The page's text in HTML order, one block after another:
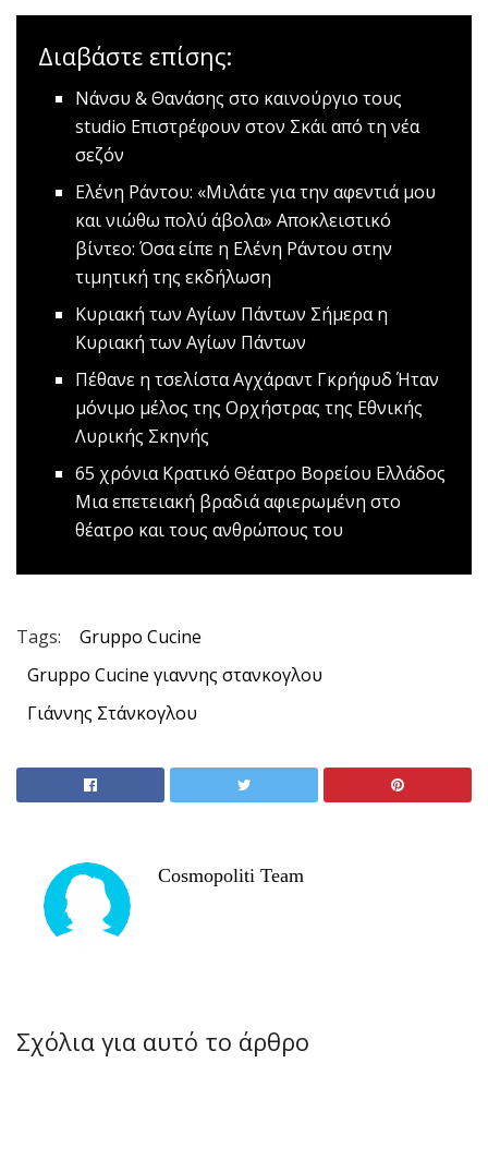
Διαβάστε επίσης:
Nάνσυ & Θανάσης στο καινούργιο τους
studio Επιστρέφουν στον Σκάι από τη νέα
σεζόν
Ελένη Ράντου: «Μιλάτε για την αφεντιά μου
και νιώθω πολύ άβολα» Αποκλειστικό
βίντεο: Όσα είπε η Eλένη Ράντου στην
τιμητική της εκδήλωση
Κυριακή των Αγίων Πάντων Σήμερα η
Κυριακή των Αγίων Πάντων
Πέθανε η τσελίστα Αγχάραντ Γκρήφυδ Ήταν
μόνιμο μέλος της Ορχήστρας της Εθνικής
Λυρικής Σκηνής
65 χρόνια Κρατικό Θέατρο Βορείου Ελλάδος
Μια επετειακή βραδιά αφιερωμένη στο
θέατρο και τους ανθρώπους του
Tags:
Gruppo Cucine
Gruppo Cucine γιαννης στανκογλου
Γιάννης Στάνκογλου
Cosmopoliti Team
Σχόλια για αυτό το άρθρο